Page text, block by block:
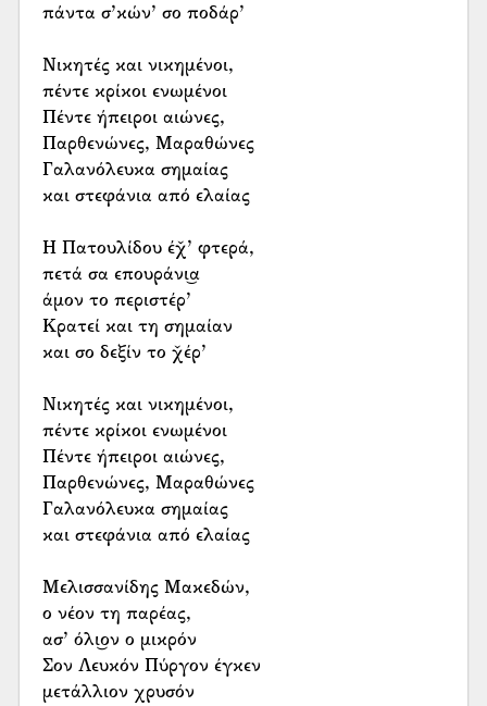
πάντα σ’κών’ σο ποδάρ’
Νικητές και νικημένοι,
πέντε κρίκοι ενωμένοι
Πέντε ήπειροι αιώνες,
Παρθενώνες, Μαραθώνες
Γαλανόλευκα σημαίας
και στεφάνια από ελαίας
Η Πατουλίδου έχ̌’ φτερά,
πετά σα επουράνι͜α
άμον το περιστέρ’
Κρατεί και τη σημαίαν
και σο δεξίν το χ̌έρ’
Νικητές και νικημένοι,
πέντε κρίκοι ενωμένοι
Πέντε ήπειροι αιώνες,
Παρθενώνες, Μαραθώνες
Γαλανόλευκα σημαίας
και στεφάνια από ελαίας
Μελισσανίδης Μακεδών,
ο νέον τη παρέας,
ασ’ όλι͜ον ο μικρόν
Σον Λευκόν Πύργον έγκεν
μετάλλιον χρυσόν